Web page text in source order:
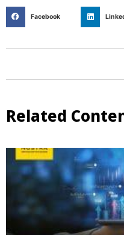
Facebook
Related